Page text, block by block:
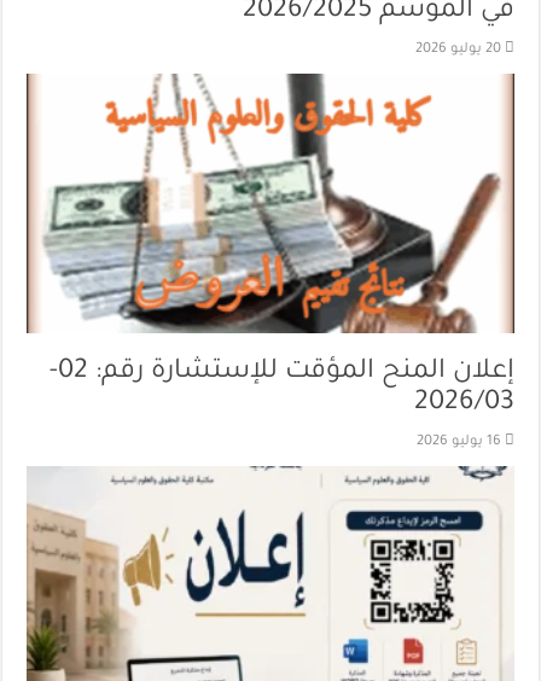
في الموسم 2026/2025
20 يوليو 2026
إعلان المنح المؤقت للإستشارة رقم: 02-
2026/03
16 يوليو 2026